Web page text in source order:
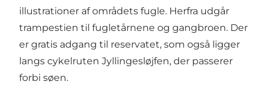
illustrationer af områdets fugle. Herfra udgår
trampestien til fugletårnene og gangbroen. Der
er gratis adgang til reservatet, som også ligger
langs cykelruten Jyllingesløjfen, der passerer
forbi søen.